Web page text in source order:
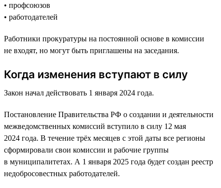
• профсоюзов
• работодателей
Работники прокуратуры на постоянной основе в комиссии
не входят, но могут быть приглашены на заседания.
Когда изменения вступают в силу
Закон начал действовать 1 января 2024 года.
Постановление Правительства РФ о создании и деятельности
межведомственных комиссий вступило в силу 12 мая
2024 года. В течение трёх месяцев с этой даты все регионы
сформировали свои комиссии и рабочие группы
в муниципалитетах. А 1 января 2025 года будет создан реестр
недобросовестных работодателей.